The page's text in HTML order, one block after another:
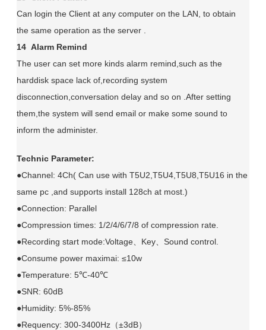
Can login the Client at any computer on the LAN, to obtain
the same operation as the server .
14 Alarm Remind
The user can set more kinds alarm remind,such as the
harddisk space lack of,recording system
disconnection,conversation delay and so on .After setting
them,the system will send email or make some sound to
inform the administer.
Technic Parameter:
●Channel: 4Ch( Can use with T5U2,T5U4,T5U8,T5U16 in the
same pc ,and supports install 128ch at most.)
●Connection: Parallel
●Compression times: 1/2/4/6/7/8 of compression rate.
●Recording start mode:Voltage、Key、Sound control.
●Consume power maximai: ≤10w
●Temperature: 5℃-40℃
●SNR: 60dB
●Humidity: 5%-85%
●Requency: 300-3400Hz（±3dB）